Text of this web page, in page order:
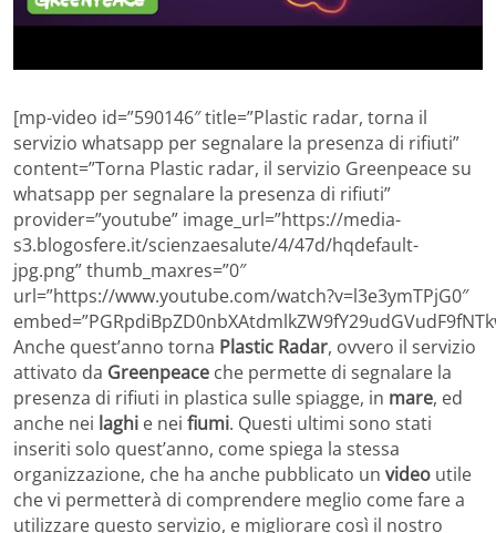
[mp-video id=”590146″ title=”Plastic radar, torna il
servizio whatsapp per segnalare la presenza di rifiuti”
content=”Torna Plastic radar, il servizio Greenpeace su
whatsapp per segnalare la presenza di rifiuti”
provider=”youtube” image_url=”https://media-
s3.blogosfere.it/scienzaesalute/4/47d/hqdefault-
jpg.png” thumb_maxres=”0″
url=”https://www.youtube.com/watch?v=l3e3ymTPjG0″
Anche quest’anno torna Plastic Radar, ovvero il servizio
attivato da Greenpeace che permette di segnalare la
presenza di rifiuti in plastica sulle spiagge, in mare, ed
anche nei laghi e nei fiumi. Questi ultimi sono stati
inseriti solo quest’anno, come spiega la stessa
organizzazione, che ha anche pubblicato un video utile
che vi permetterà di comprendere meglio come fare a
utilizzare questo servizio, e migliorare così il nostro